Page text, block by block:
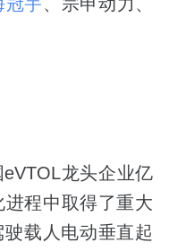
龙头企业亿
程中取得了重大
载人电动垂直起